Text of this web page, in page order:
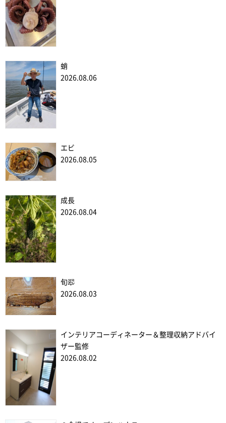
蛸
2026.08.06
エビ
2026.08.05
成長
2026.08.04
旬翆
2026.08.03
インテリアコーディネーター＆整理収納アドバイ
ザー監修
2026.08.02